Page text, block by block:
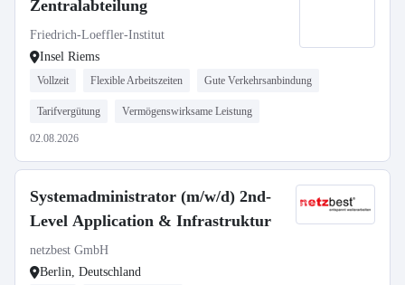
Zentralabteilung
Friedrich-Loeffler-Institut
Insel Riems
Vollzeit Flexible Arbeitszeiten Gute Verkehrsanbindung
Tarifvergütung Vermögenswirksame Leistung
02.08.2026
Systemadministrator (m/w/d) 2nd-
Level Application & Infrastruktur
netzbest GmbH
Berlin, Deutschland